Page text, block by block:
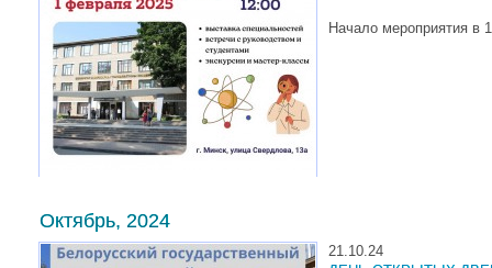
Начало мероприятия в
Октябрь, 2024
21.10.24